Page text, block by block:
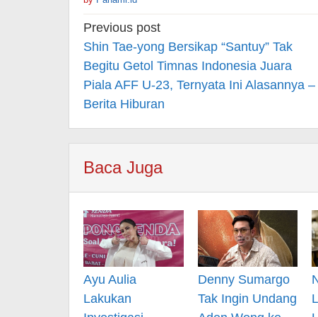
Post
navigation
Previous post
Shin Tae-yong Bersikap “Santuy” Tak
Begitu Getol Timnas Indonesia Juara
Piala AFF U-23, Ternyata Ini Alasannya –
Berita Hiburan
Baca Juga
Ayu Aulia
Lakukan
Denny Sumargo
Tak Ingin Undang